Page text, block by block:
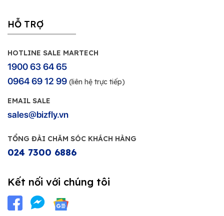
HỖ TRỢ
HOTLINE SALE MARTECH
1900 63 64 65
0964 69 12 99 (liên hệ trực tiếp)
EMAIL SALE
sales@bizfly.vn
TỔNG ĐÀI CHĂM SÓC KHÁCH HÀNG
024 7300 6886
Kết nối với chúng tôi